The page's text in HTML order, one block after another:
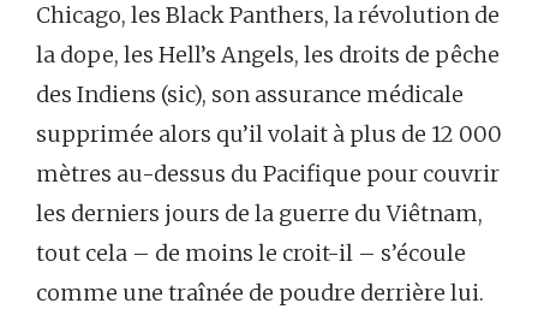
Chicago, les Black Panthers, la révolution de
la dope, les Hell’s Angels, les droits de pêche
des Indiens (sic), son assurance médicale
supprimée alors qu’il volait à plus de 12 000
mètres au-dessus du Pacifique pour couvrir
les derniers jours de la guerre du Viêtnam,
tout cela – de moins le croit-il – s’écoule
comme une traînée de poudre derrière lui.